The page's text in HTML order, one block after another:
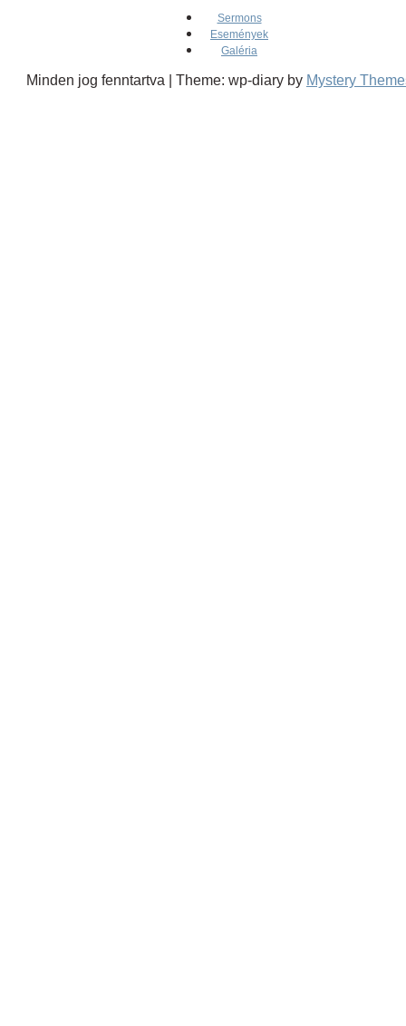
Sermons
Események
Galéria
Minden jog fenntartva Theme: wp-diary by Mystery